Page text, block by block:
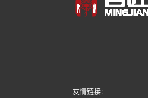
友情链接: